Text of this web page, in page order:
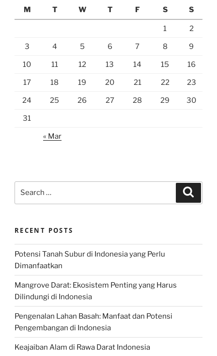
M
T W T F S S
1 2
3 4 5 6 7 8 9
10 11 12 13 14 15 16
17 18 19 20 21 22 23
24 25 26 27 28 29 30
31
« Mar
RECENT POSTS
Potensi Tanah Subur di Indonesia yang Perlu
Dimanfaatkan
Mangrove Darat: Ekosistem Penting yang Harus
Dilindungi di Indonesia
Pengenalan Lahan Basah: Manfaat dan Potensi
Pengembangan di Indonesia
Keajaiban Alam di Rawa Darat Indonesia